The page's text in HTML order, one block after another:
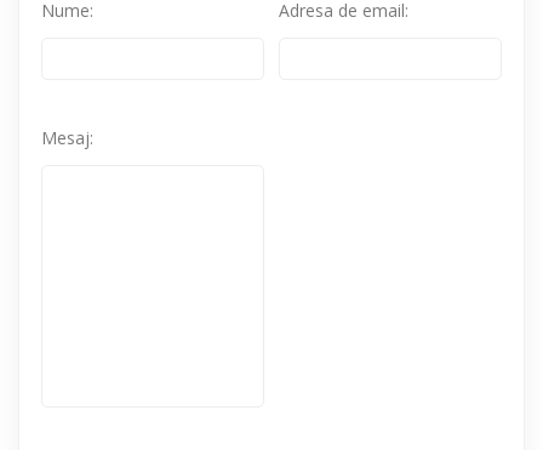
Nume: Adresa de email:
Mesaj: